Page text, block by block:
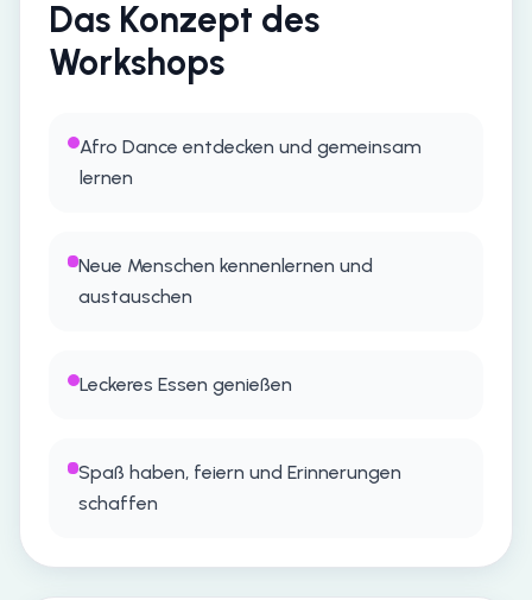
Das Konzept des
Workshops
Afro Dance entdecken und gemeinsam
lernen
Neue Menschen kennenlernen und
austauschen
Leckeres Essen genießen
Spaß haben, feiern und Erinnerungen
schaffen